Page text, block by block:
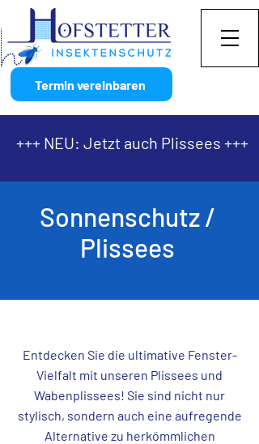
Termin vereinbaren
+++ NEU: Jetzt auch Plissees +++
Sonnenschutz /
Plissees
Entdecken Sie die ultimative Fenster-
Vielfalt mit unseren Plissees und
Wabenplissees! Sie sind nicht nur
stylisch, sondern auch eine aufregende
Alternative zu herkömmlichen